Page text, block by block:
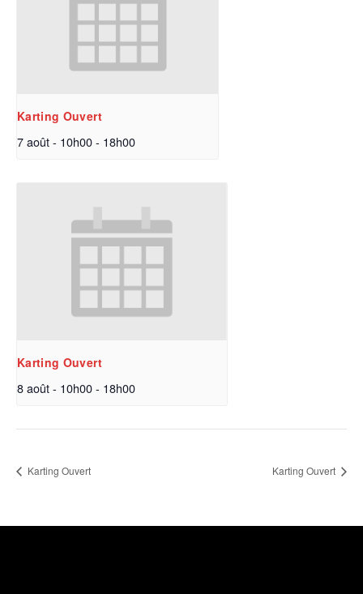
Karting Ouvert
7 août - 10h00- 18h00
Karting Ouvert
8 août - 10h00- 18h00
Karting Ouvert Karting Ouvert